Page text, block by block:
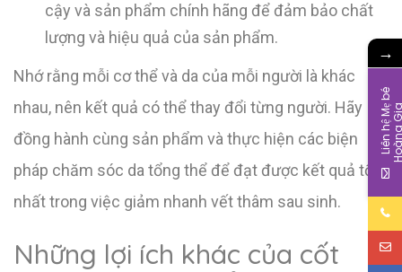
cậy và sản phẩm chính hãng để đảm bảo chất
lượng và hiệu quả của sản phẩm.
Nhớ rằng mỗi cơ thể và da của mỗi người là khác
nhau, nên kết quả có thể thay đổi từng người. Hãy
đồng hành cùng sản phẩm và thực hiện các biện
pháp chăm sóc da tổng thể để đạt được kết quả tốt
nhất trong việc giảm nhanh vết thâm sau sinh.
Những lợi ích khác của cốt
→
L
i
ê
n
h
ệ
M
b
é
H
o
à
n
g
G
i